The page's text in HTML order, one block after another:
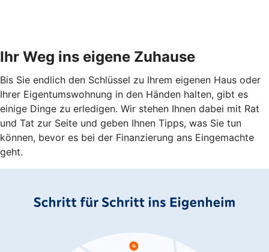
Ihr Weg ins eigene Zuhause
Bis Sie endlich den Schlüssel zu Ihrem eigenen Haus oder
Ihrer Eigentumswohnung in den Händen halten, gibt es
einige Dinge zu erledigen. Wir stehen Ihnen dabei mit Rat
und Tat zur Seite und geben Ihnen Tipps, was Sie tun
können, bevor es bei der Finanzierung ans Eingemachte
geht.